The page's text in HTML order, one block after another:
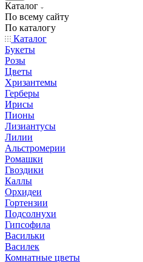
Каталог
По всему сайту
По каталогу
Каталог
Букеты
Розы
Цветы
Хризантемы
Герберы
Ирисы
Пионы
Лизиантусы
Лилии
Альстромерии
Ромашки
Гвоздики
Каллы
Орхидеи
Гортензии
Подсолнухи
Гипсофила
Васильки
Василек
Комнатные цветы